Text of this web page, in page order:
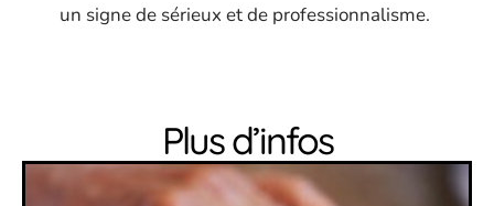
un signe de sérieux et de professionnalisme.
Plus d’infos